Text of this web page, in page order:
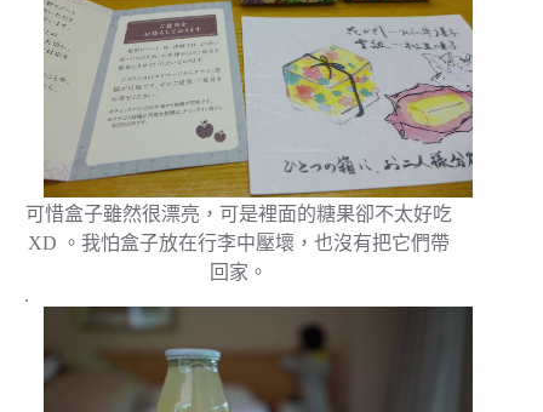
可惜盒子雖然很漂亮，可是裡面的糖果卻不太好吃
XD 。我怕盒子放在行李中壓壞，也沒有把它們帶
回家。
.